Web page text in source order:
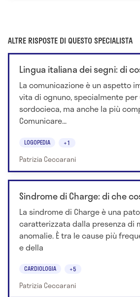
ALTRE RISPOSTE DI QUESTO SPECIALISTA
Lingua italiana dei segni: di
La comunicazione è un aspetto
vita di ognuno, specialmente per
sordocieca, ma anche la più
Comunicare...
LOGOPEDIA +1
Patrizia Ceccarani
Sindrome di Charge: di che
La sindrome di Charge è una
caratterizzata dalla presenza di
anomalie. È tra le cause più
e della
CARDIOLOGIA +5
Patrizia Ceccarani